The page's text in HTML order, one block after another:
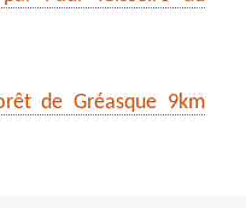
de Gréasque 9km